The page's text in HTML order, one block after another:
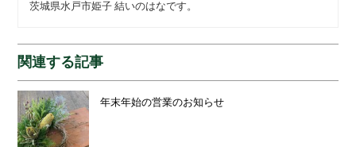
茨城県水戸市姫子 結いのはなです。
関連する記事
年末年始の営業のお知らせ